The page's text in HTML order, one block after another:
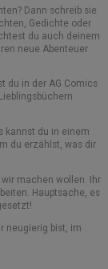
Dann schreib sie
Gedichte oder
du auch deinem
neue Abenteuer
du in der AG Comics
kannst du in einem
du erzählst, was dir
machen wollen. Ihr
Hauptsache, es
neugierig bist, im